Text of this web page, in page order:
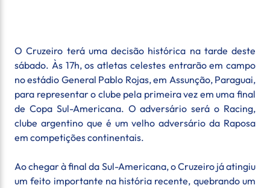
O Cruzeiro terá uma decisão histórica na tarde deste
sábado. Às 17h, os atletas celestes entrarão em campo
no estádio General Pablo Rojas, em Assunção, Paraguai,
para representar o clube pela primeira vez em uma final
de Copa Sul-Americana. O adversário será o Racing,
clube argentino que é um velho adversário da Raposa
em competições continentais.
Ao chegar à final da Sul-Americana, o Cruzeiro já atingiu
um feito importante na história recente, quebrando um